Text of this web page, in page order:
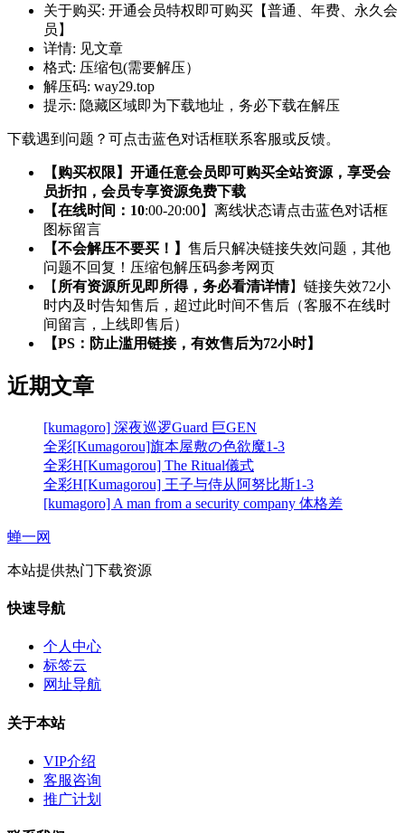
关于购买: 开通会员特权即可购买【普通、年费、永久会
员】
详情: 见文章
格式: 压缩包(需要解压）
解压码: way29.top
提示: 隐藏区域即为下载地址，务必下载在解压
下载遇到问题？可点击蓝色对话框联系客服或反馈。
【购买权限】开通任意会员即可购买全站资源，享受会
员折扣，会员专享资源免费下载
【在线时间：10:00-20:00】离线状态请点击蓝色对话框
图标留言
【不会解压不要买！】 售后只解决链接失效问题，其他
问题不回复！压缩包解压码参考网页
【 所有资源所见即所得，务必看清详情】链接失效72小
时内及时告知售后，超过此时间不售后（客服不在线时
间留言，上线即售后）
【PS：防止滥用链接，有效售后为72小时】
近期文章
[kumagoro] 深夜巡逻Guard 巨GEN
全彩[Kumagorou]旗本屋敷の色欲魔1-3
全彩H[Kumagorou] The Ritual儀式
全彩H[Kumagorou] 王子与侍从阿努比斯1-3
[kumagoro] A man from a security company 体格差
蝉一网
本站提供热门下载资源
快速导航
个人中心
标签云
网址导航
关于本站
VIP介绍
客服咨询
推广计划